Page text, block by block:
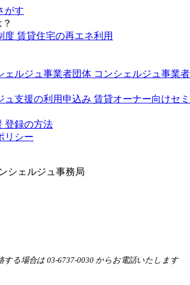
がす
度 賃貸住宅の再エネ利用
ェルジュ事業者団体 コンシェルジュ事業者
ュ支援の利用申込み 賃貸オーナー向けセ
登録の方法
リシー
シェルジュ事務局
する場合は 03-6737-0030 からお電話いたします